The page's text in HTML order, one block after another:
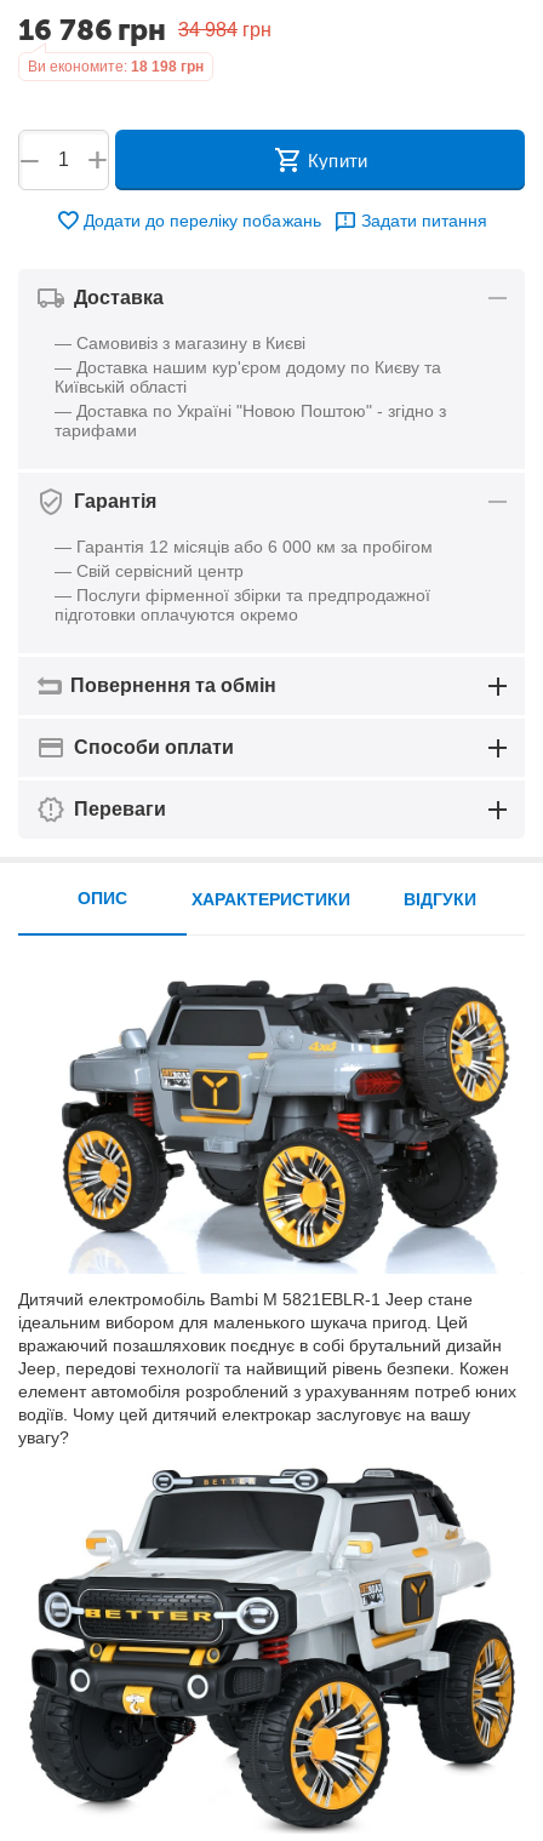
34 984 грн
16 786 грн
Ви економите: 18 198 грн
+
− Купити
Додати до переліку побажань Задати питання
Доставка
— Самовивіз з магазину в Києві
— Доставка нашим кур'єром додому по Києву та
Київській області
— Доставка по Україні "Новою Поштою" - згідно з
тарифами
Гарантія
— Гарантія 12 місяців або 6 000 км за пробігом
— Свій сервісний центр
— Послуги фірменної збірки та предпродажної
підготовки оплачуются окремо
Повернення та обмін
Способи оплати
Переваги
ОПИС
Дитячий електромобіль Bambi M 5821EBLR-1 Jeep стане
ідеальним вибором для маленького шукача пригод. Цей
вражаючий позашляховик поєднує в собі брутальний дизайн
Jeep, передові технології та найвищий рівень безпеки. Кожен
елемент автомобіля розроблений з урахуванням потреб юних
водіїв. Чому цей дитячий електрокар заслуговує на вашу
увагу?
ХАРАКТЕРИСТИКИ ВІДГУКИ